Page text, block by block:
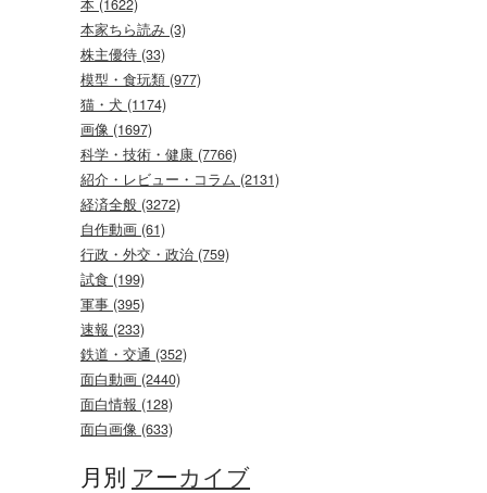
本 (1622)
本家ちら読み (3)
株主優待 (33)
模型・食玩類 (977)
猫・犬 (1174)
画像 (1697)
科学・技術・健康 (7766)
紹介・レビュー・コラム (2131)
経済全般 (3272)
自作動画 (61)
行政・外交・政治 (759)
試食 (199)
軍事 (395)
速報 (233)
鉄道・交通 (352)
面白動画 (2440)
面白情報 (128)
面白画像 (633)
月別 アーカイブ